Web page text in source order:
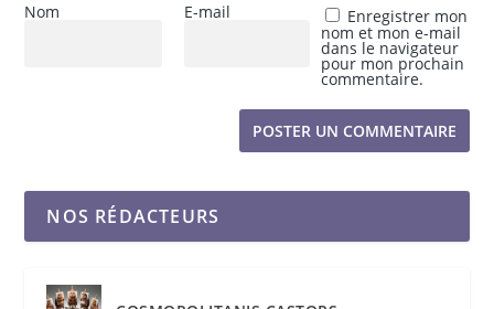
Nom E-mail Enregistrer mon
nom et mon e-mail
dans le navigateur
pour mon prochain
commentaire.
NOS RÉDACTEURS